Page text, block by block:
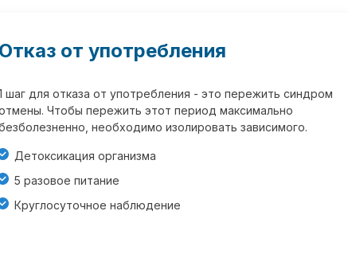
Отказ от употребления
шаг для отказа от употребления - это пережить синдром
Чтобы пережить этот период максимально
необходимо изолировать зависимого.
Детоксикация организма
5 разовое питание
Круглосуточное наблюдение